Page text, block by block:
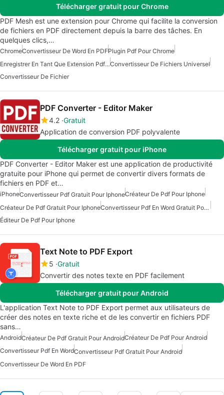
Télécharger gratuit pour Chrome
PDF Mesh est une extension pour Chrome qui facilite la conversion
de fichiers en PDF directement depuis la barre des tâches. En
quelques clics,…
ChromeConvertisseur De Word En PDFPlugin Pdf Pour Chrome
Enregistrer En Tant Que Extension Pdf Pour ChromeConvertisseur De Fichiers Universel
Convertisseur De Fichier
PDF Converter - Editor Maker
4.2 Gratuit
Application de conversion PDF polyvalente
Télécharger gratuit pour iPhone
PDF Converter - Editor Maker est une application de productivité
gratuite pour iPhone qui permet de convertir divers formats de
fichiers en PDF et…
iPhoneConvertisseur Pdf Gratuit Pour IphoneCréateur De Pdf Pour Iphone
Créateur De Pdf Gratuit Pour Iphone
Convertisseur Pdf En Word Gratuit Pour Iphone
Éditeur De Pdf Pour Iphone
Text Note to PDF Export
5 Gratuit
Convertir des notes texte en PDF facilement
Télécharger gratuit pour Android
L'application Text Note to PDF Export permet aux utilisateurs de
créer des notes en texte riche et de les convertir en fichiers PDF
sans…
AndroidCréateur De Pdf Gratuit Pour AndroidCréateur De Pdf Pour Android
Convertisseur Pdf En WordConvertisseur Pdf Gratuit Pour Android
Convertisseur De Word En PDF